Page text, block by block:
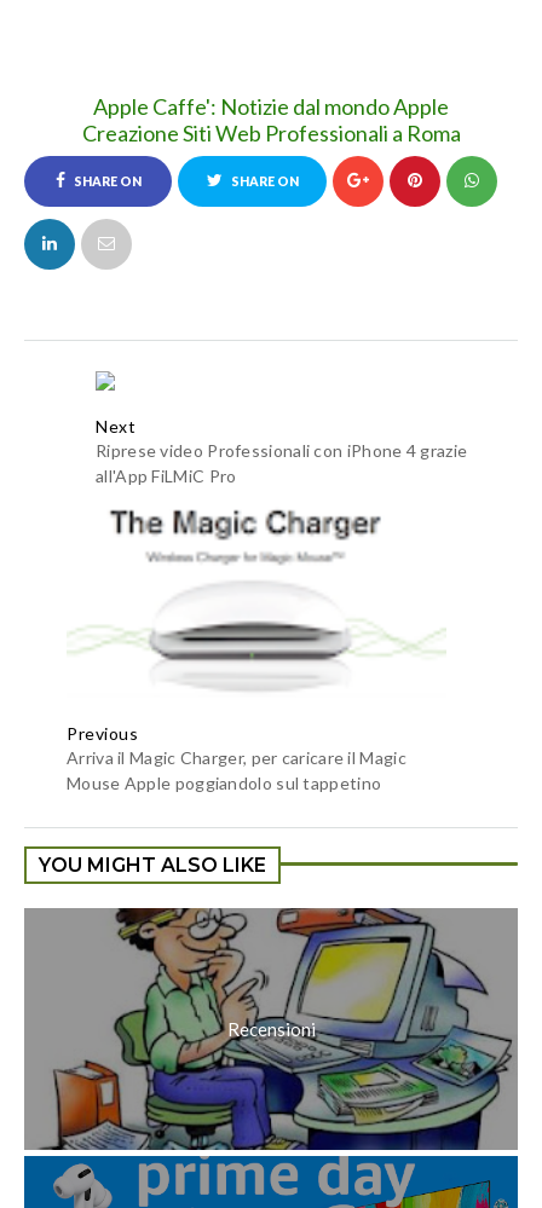
Apple Caffe': Notizie dal mondo Apple
Creazione Siti Web Professionali a Roma
SHARE ON
FACEBOOK
SHARE ON
Next
Riprese video Professionali con iPhone 4 grazie
all'App FiLMiC Pro
Previous
Arriva il Magic Charger, per caricare il Magic
Mouse Apple poggiandolo sul tappetino
YOU MIGHT ALSO LIKE
Recensioni